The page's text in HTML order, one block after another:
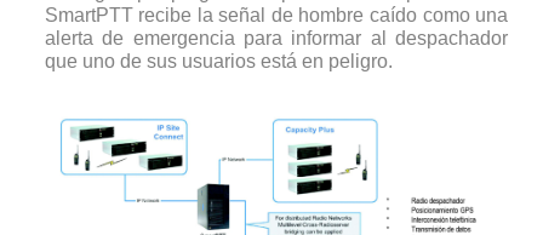
SmartPTT recibe la señal de hombre caído como una
alerta de emergencia para informar al despachador
que uno de sus usuarios está en peligro.